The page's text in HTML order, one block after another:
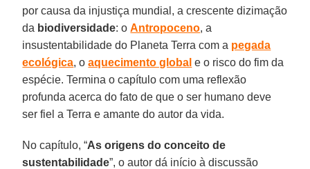
por causa da injustiça mundial, a crescente dizimação
da biodiversidade: oAntropoceno, a
insustentabilidade do Planeta Terra com a pegada
ecológica, oaquecimento global e o risco do fim da
espécie. Termina o capítulo com uma reflexão
profunda acerca do fato de que o ser humano deve
ser fiel a Terra e amante do autor da vida.
No capítulo, “As origens do conceito de
sustentabilidade”, o autor dá início à discussão